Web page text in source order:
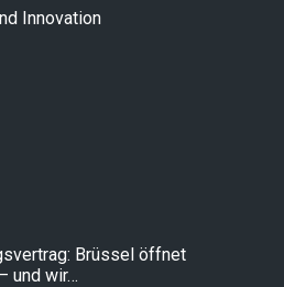
Innovation
Brüssel öffnet
und wir…